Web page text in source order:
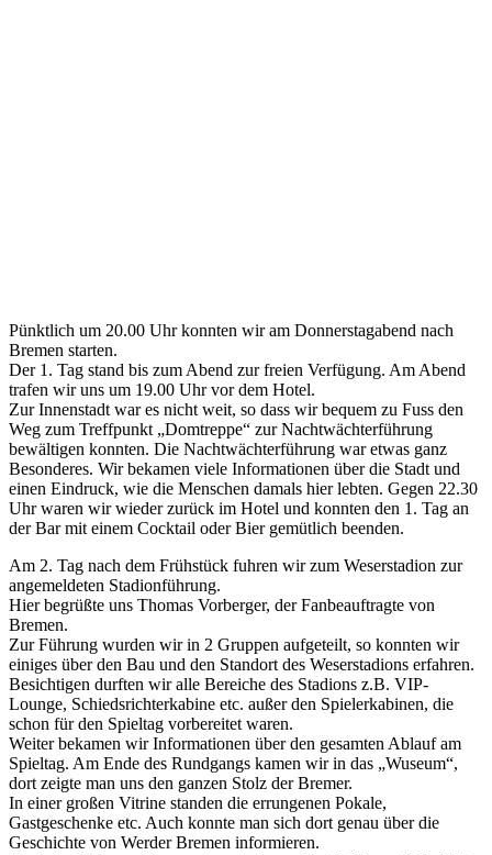
Pünktlich um 20.00 Uhr konnten wir am Donnerstagabend nach
Bremen starten.
Der 1. Tag stand bis zum Abend zur freien Verfügung. Am Abend
trafen wir uns um 19.00 Uhr vor dem Hotel.
Zur Innenstadt war es nicht weit, so dass wir bequem zu Fuss den
Weg zum Treffpunkt „Domtreppe“ zur Nachtwächterführung
bewältigen konnten. Die Nachtwächterführung war etwas ganz
Besonderes. Wir bekamen viele Informationen über die Stadt und
einen Eindruck, wie die Menschen damals hier lebten. Gegen 22.30
Uhr waren wir wieder zurück im Hotel und konnten den 1. Tag an
der Bar mit einem Cocktail oder Bier gemütlich beenden.
Am 2. Tag nach dem Frühstück fuhren wir zum Weserstadion zur
angemeldeten Stadionführung.
Hier begrüßte uns Thomas Vorberger, der Fanbeauftragte von
Bremen.
Zur Führung wurden wir in 2 Gruppen aufgeteilt, so konnten wir
einiges über den Bau und den Standort des Weserstadions erfahren.
Besichtigen durften wir alle Bereiche des Stadions z.B. VIP-
Lounge, Schiedsrichterkabine etc. außer den Spielerkabinen, die
schon für den Spieltag vorbereitet waren.
Weiter bekamen wir Informationen über den gesamten Ablauf am
Spieltag. Am Ende des Rundgangs kamen wir in das „Wuseum“,
dort zeigte man uns den ganzen Stolz der Bremer.
In einer großen Vitrine standen die errungenen Pokale,
Gastgeschenke etc. Auch konnte man sich dort genau über die
Geschichte von Werder Bremen informieren.